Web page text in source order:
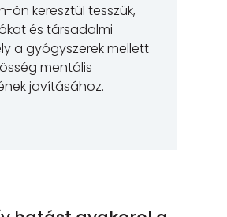
ön keresztül tesszük,
és társadalmi
a gyógyszerek mellett
mentális
javításához.